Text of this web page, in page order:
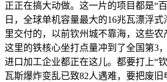
正正在搞大动做。这一片的项目都是“
日，全球单机容量最大的16兆瓦漂浮
里交付的，以前钦州城不靠海，这些农
这里的铁核心坐打点量冲到了全国第3
进口加工企业都正在这儿。都要打上“
瓦斯爆炸变乱已致82人遇难，要把废